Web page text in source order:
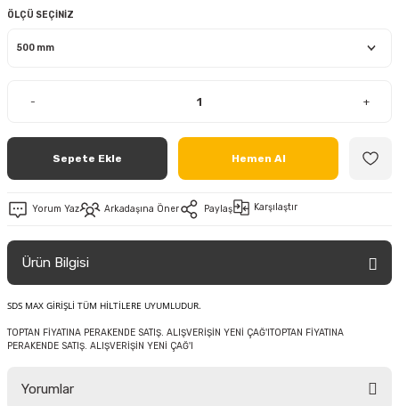
ÖLÇÜ SEÇİNİZ
- +
Sepete Ekle Hemen Al
Yorum Yaz Arkadaşına Öner Paylaş Karşılaştır
Ürün Bilgisi
SDS MAX GİRİŞLİ TÜM HİLTİLERE UYUMLUDUR.
TOPTAN FİYATINA PERAKENDE SATIŞ. ALIŞVERİŞİN YENİ ÇAĞ'ITOPTAN FİYATINA
PERAKENDE SATIŞ. ALIŞVERİŞİN YENİ ÇAĞ'I
Yorumlar